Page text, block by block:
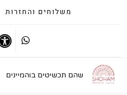
משלוחים והחזרות
שהם תכשיטים בוהמיינים